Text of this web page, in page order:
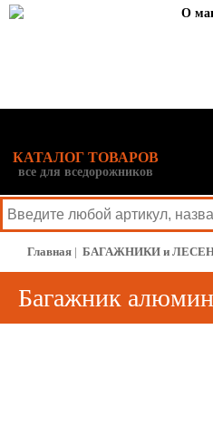
О
КАТАЛОГ ТОВАРОВ
все для вседорожников
Главная | БАГАЖНИКИ и
Багажник